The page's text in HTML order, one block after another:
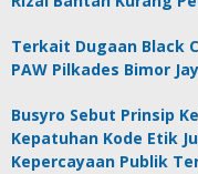
Terkait Dugaan Black
PAW Pilkades Bimor
Busyro Sebut Prinsip
Kepatuhan Kode Etik
Kepercayaan Publik